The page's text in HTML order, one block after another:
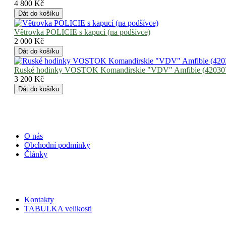
4 800 Kč
Větrovka POLICIE s kapucí (na podšívce)
2 000 Kč
Ruské hodinky VOSTOK Komandirskie "VDV" Amfibie
3 200 Kč
O nás
Obchodní podmínky
Články
Kontakty
TABULKA velikosti